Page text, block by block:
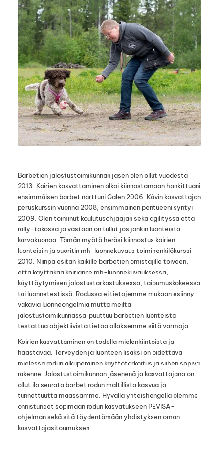
Barbetien jalostustoimikunnan jäsen olen ollut vuodesta
2013. Koirien kasvattaminen alkoi kiinnostamaan hankittuani
ensimmäisen barbet narttuni Galen 2006. Kävin kasvattajan
peruskurssin vuonna 2008, ensimmäinen pentueeni syntyi
2009. Olen toiminut koulutusohjaajan sekä agilityssä että
rally-tokossa ja vastaan on tullut jos jonkin luonteista
karvakuonoa. Tämän myötä heräsi kiinnostus koirien
luonteisiin ja suoritin mh-luonnekuvaus toimihenkilökurssi
2010. Niinpä esitän kaikille barbetien omistajille toiveen,
että käyttäkää koirianne mh-luonnekuvauksessa,
käyttäytymisen jalostustarkastuksessa, taipumuskokeessa
tai luonnetestissä. Rodussa ei tietojemme mukaan esiinny
vakavia luonneongelmia mutta meiltä
jalostustoimikunnassa puuttuu barbetien luonteista
testattua objektiivista tietoa ollaksemme siitä varmoja.
Koirien kasvattaminen on todella mielenkiintoista ja
haastavaa. Terveyden ja luonteen lisäksi on pidettävä
mielessä rodun alkuperäinen käyttötarkoitus ja siihen sopiva
rakenne. Jalostustoimikunnan jäsenenä ja kasvattajana on
ollut ilo seurata barbet rodun maltillista kasvua ja
tunnettuutta maassamme. Hyvällä yhteishengellä olemme
onnistuneet sopimaan rodun kasvatukseen PEVISA-
ohjelman sekä sitä täydentämään yhdistyksen oman
kasvattajasitoumuksen.